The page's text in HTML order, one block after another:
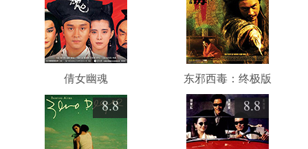
倩女幽魂 东邪西毒：终极版
8.8 8.8